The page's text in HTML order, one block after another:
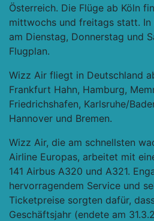
Österreich. Die Flüge ab Köln
mittwochs und freitags statt.
am Dienstag, Donnerstag und
Flugplan.
Wizz Air fliegt in Deutschland
Frankfurt Hahn, Hamburg,
Friedrichshafen, Karlsruhe/
Hannover und Bremen.
Wizz Air, die am schnellsten
Airline Europas, arbeitet mit
141 Airbus A320 und A321.
hervorragendem Service und
Ticketpreise sorgten dafür,
Geschäftsjahr (endete am